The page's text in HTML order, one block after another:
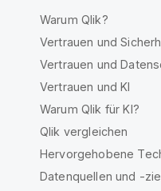
Warum Qlik?
Vertrauen und
Vertrauen und
Vertrauen und KI
Warum Qlik für KI?
Qlik vergleichen
Hervorgehobene
Datenquellen und -